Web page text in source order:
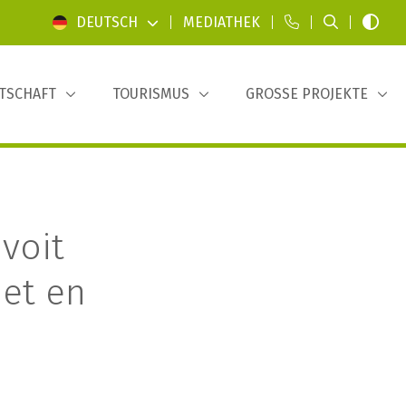
DEUTSCH MEDIATHEK
TOURISMUS GROSSE PROJEKTE
voit
en